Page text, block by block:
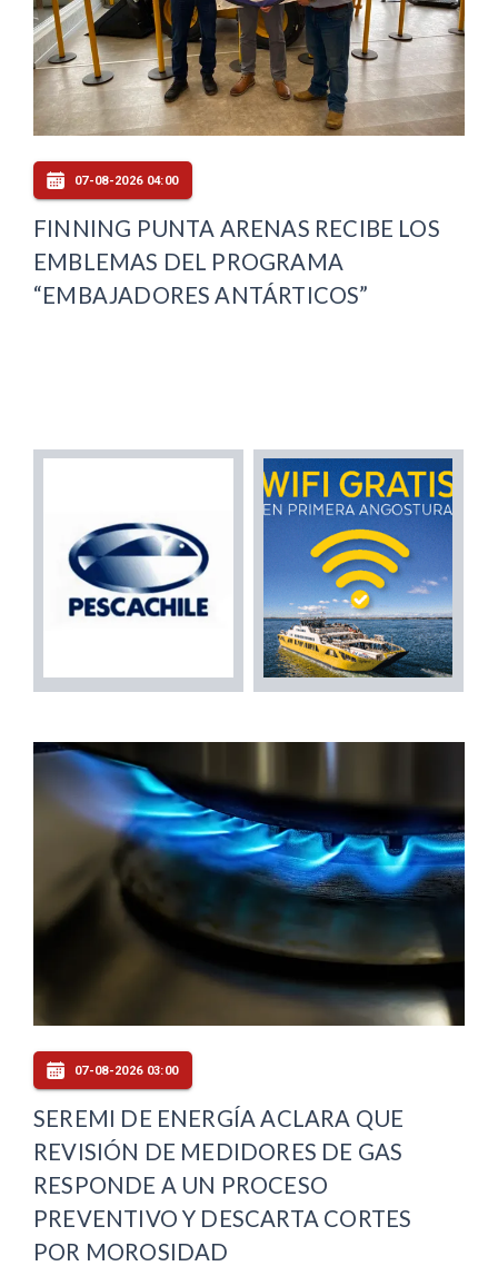
07-08-2026 04:00
FINNING PUNTA ARENAS RECIBE LOS
EMBLEMAS DEL PROGRAMA
“EMBAJADORES ANTÁRTICOS”
07-08-2026 03:00
SEREMI DE ENERGÍA ACLARA QUE
REVISIÓN DE MEDIDORES DE GAS
RESPONDE A UN PROCESO
PREVENTIVO Y DESCARTA CORTES
POR MOROSIDAD